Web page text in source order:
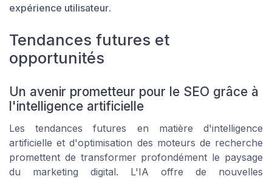
expérience utilisateur.
Tendances futures et
opportunités
Un avenir prometteur pour le SEO grâce à
l'intelligence artificielle
Les tendances futures en matière d'intelligence
artificielle et d'optimisation des moteurs de recherche
promettent de transformer profondément le paysage
du marketing digital. L'IA offre de nouvelles